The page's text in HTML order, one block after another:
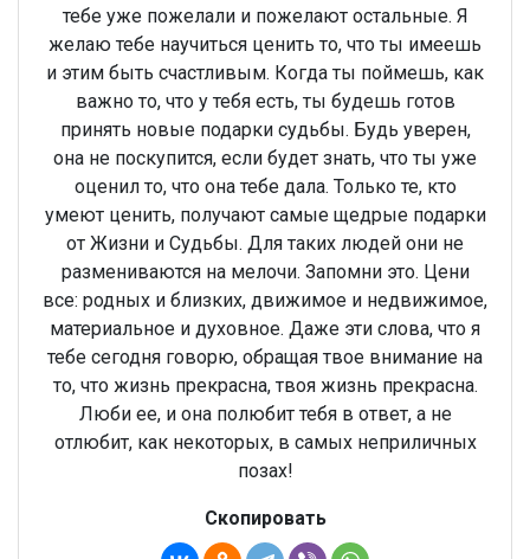
тебе уже пожелали и пожелают остальные. Я
желаю тебе научиться ценить то, что ты имеешь
и этим быть счастливым. Когда ты поймешь, как
важно то, что у тебя есть, ты будешь готов
принять новые подарки судьбы. Будь уверен,
она не поскупится, если будет знать, что ты уже
оценил то, что она тебе дала. Только те, кто
умеют ценить, получают самые щедрые подарки
от Жизни и Судьбы. Для таких людей они не
размениваются на мелочи. Запомни это. Цени
все: родных и близких, движимое и недвижимое,
материальное и духовное. Даже эти слова, что я
тебе сегодня говорю, обращая твое внимание на
то, что жизнь прекрасна, твоя жизнь прекрасна.
Люби ее, и она полюбит тебя в ответ, а не
отлюбит, как некоторых, в самых неприличных
позах!
Скопировать